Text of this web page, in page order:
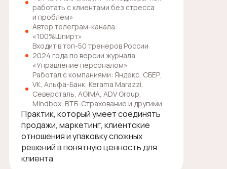
работать с клиентами без стресса
и проблем»
Автор телеграм-канала
«100%Шпирт»
Входит в топ-50 тренеров России
2024 года по версии журнала
«Управление персоналом»
Работал с компаниями: Яндекс, СБЕР,
VK, Альфа-Банк, Kerama Marazzi,
Северсталь, AGIMA, ADV Group,
Mindbox, ВТБ-Страхование и другими
Практик, который умеет соединять
продажи, маркетинг, клиентские
отношения и упаковку сложных
решений в понятную ценность для
клиента
Обсудить запуск
практикума для вашей
команды
Оставьте заявку, и мы обсудим вашу